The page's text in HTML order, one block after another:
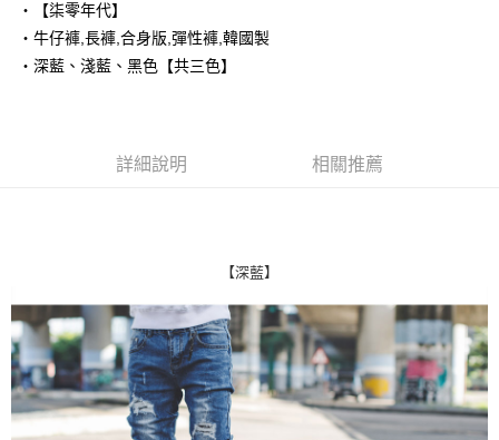
悠遊付
Google Pay
AFTEE先享後付是「在收到商品之後才付款」的支付方式。 讓您購物簡單
１．於結帳方式選擇「AFTEE先享後付」後，將跳轉至「AFTEE先享後付」
結帳頁面，進行簡訊認證並確認金額後，即可完成結帳。
２．訂單成立數日內，您將收到繳費通知簡訊。
３．收到繳費通知簡訊後14天內，點擊此簡訊中的連結，可透過四大超商／
ATM／網路銀行／等多元方式進行付款，方視為交易完成。
※ 請注意：結帳手續完成當下不需立刻繳費，但若您需要取消訂單，請聯絡
購買商品的店家。未經商家同意取消之訂單仍視為有效，需透過AFTEE先享
先付款後全家取貨
每筆NT$80，滿NT$1,800(含以上)免運費
7-11付款取貨
每筆NT$80，滿NT$1,800(含以上)免運費
‧【柒零年代】
‧牛仔褲,長褲,合身版,彈性褲,韓國製
‧深藍、淺藍、黑色【共三色】
詳細說明 相關推薦
【深藍】